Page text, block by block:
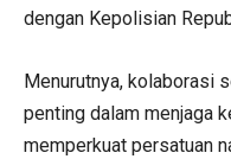
dengan Kepolisian
Menurutnya, kolaborasi
penting dalam menjaga
memperkuat persatuan